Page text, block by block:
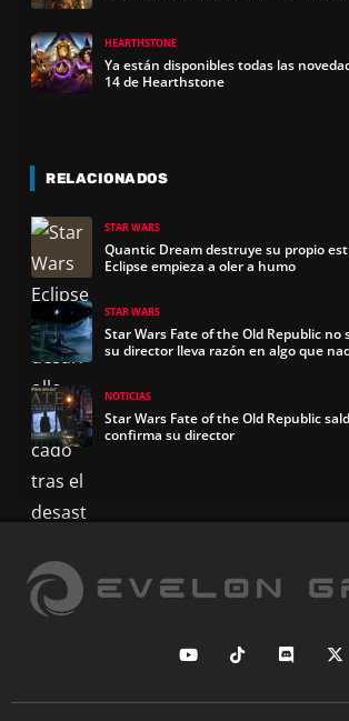
HEARTHSTONE
Ya están disponibles todas las
14 de Hearthstone
RELACIONADOS
STAR WARS
Quantic Dream destruye su propio
Eclipse empieza a oler a humo
STAR WARS
Star Wars Fate of the Old Republic no
su director lleva razón en algo que
NOTICIAS
Star Wars Fate of the Old Republic
confirma su director